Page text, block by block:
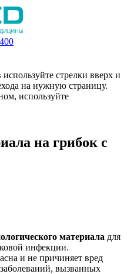
стрелки вверх и
на нужную страницу.
используйте
на грибок с
материала для
инфекции.
и не причиняет вред
вызванных